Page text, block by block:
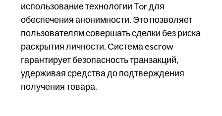
использование технологии Tor для
обеспечения анонимности. Это позволяет
пользователям совершать сделки без риска
раскрытия личности. Система escrow
гарантирует безопасность транзакций,
удерживая средства до подтверждения
получения товара.